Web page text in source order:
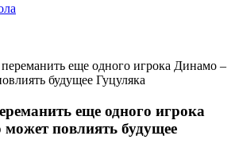
переманить еще одного игрока Динамо –
будущее Гуцуляка
еще одного игрока
может повлиять будущее